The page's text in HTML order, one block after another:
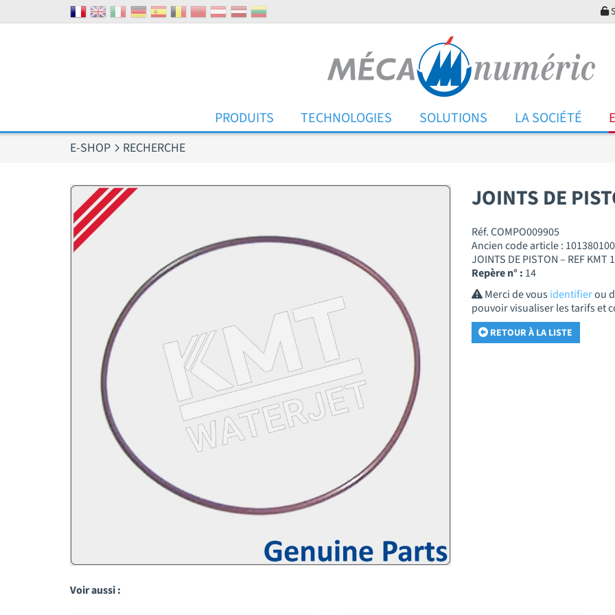
PRODUITS TECHNOLOGIES SOLUTIONS LA SOCIÉTÉ
E-SHOP RECHERCHE
JOINTS DE
Réf. COMPO009905
Ancien code article : 101380100
JOINTS DE PISTON – REF KMT
Repère n° : 14
Merci de vousidentifierou
pouvoir visualiser les tarifs et
RETOUR À LA LISTE
Voir aussi :
Panneau de gestion des cookies